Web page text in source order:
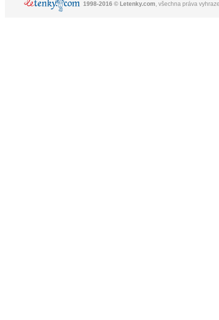
1998-2016 © Letenky.com, všechna práva